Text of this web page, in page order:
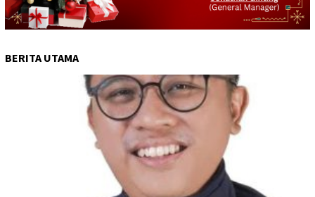
BERITA UTAMA